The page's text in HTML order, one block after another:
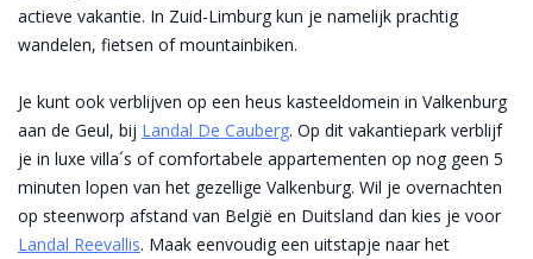
actieve vakantie. In Zuid-Limburg kun je namelijk prachtig
wandelen, fietsen of mountainbiken.
Je kunt ook verblijven op een heus kasteeldomein in Valkenburg
aan de Geul, bij Landal De Cauberg. Op dit vakantiepark verblijf
je in luxe villa´s of comfortabele appartementen op nog geen 5
minuten lopen van het gezellige Valkenburg. Wil je overnachten
op steenworp afstand van België en Duitsland dan kies je voor
Landal Reevallis. Maak eenvoudig een uitstapje naar het